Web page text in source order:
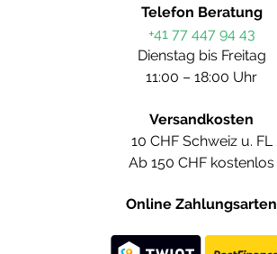
Telefon Beratung
+41 77 447 94 43
Dienstag bis Freitag
11:00 – 18:00 Uhr
Versandkosten
10 CHF Schweiz u. FL
Ab 150 CHF kostenlos
Online Zahlungsarten